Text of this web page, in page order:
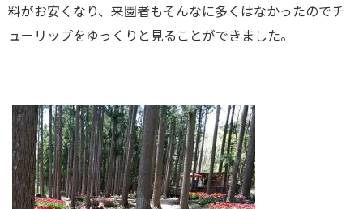
料がお安くなり、来園者もそんなに多くはなかったのでチ
ューリップをゆっくりと見ることができました。